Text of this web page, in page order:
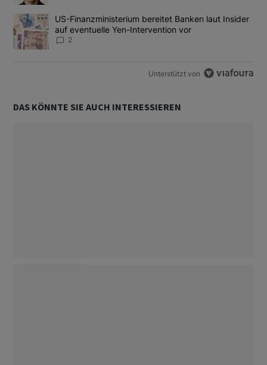
Ein Trendartikel mit dem Titel "US-Finanzministerium bereitet
US-Finanzministerium bereitet Banken laut Insider
auf eventuelle Yen-Intervention vor
2
Unterstützt von
DAS KÖNNTE SIE AUCH INTERESSIEREN